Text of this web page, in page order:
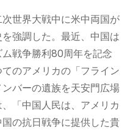
世界大戦中に米中両国が
強調した。最近、中国は
戦争勝利80周年を記念
のアメリカの「フライン
バーの遺族を天安門広場
「中国人民は、アメリカ
の抗日戦争に提供した貴